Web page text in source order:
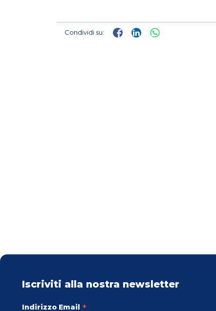
Condividi su:
Iscriviti alla nostra newsletter
Indirizzo Email *